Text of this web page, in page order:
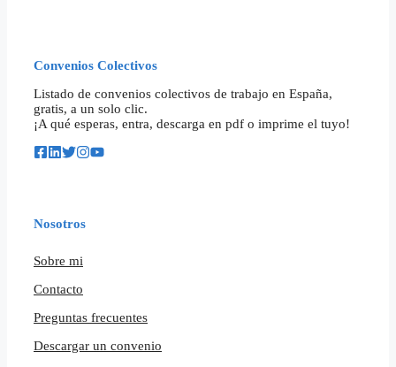
Convenios Colectivos
Listado de convenios colectivos de trabajo en España,
gratis, a un solo clic.
¡A qué esperas, entra, descarga en pdf o imprime el tuyo!
Nosotros
Sobre mi
Contacto
Preguntas frecuentes
Descargar un convenio